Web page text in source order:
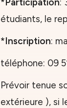
étudiants, le
*Inscription:
téléphone: 09
Prévoir tenue
extérieure ), si